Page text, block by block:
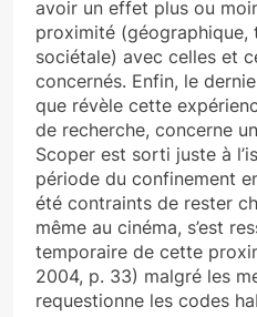
avoir un effet plus ou
proximité
sociétale) avec celles et
concernés. Enfin, le
que révèle cette
de recherche, concerne
Scoper est sorti juste à
période du confinement
été contraints de rester
même au cinéma, s’est
temporaire de cette
2004, p. 33) malgré les
requestionne les codes